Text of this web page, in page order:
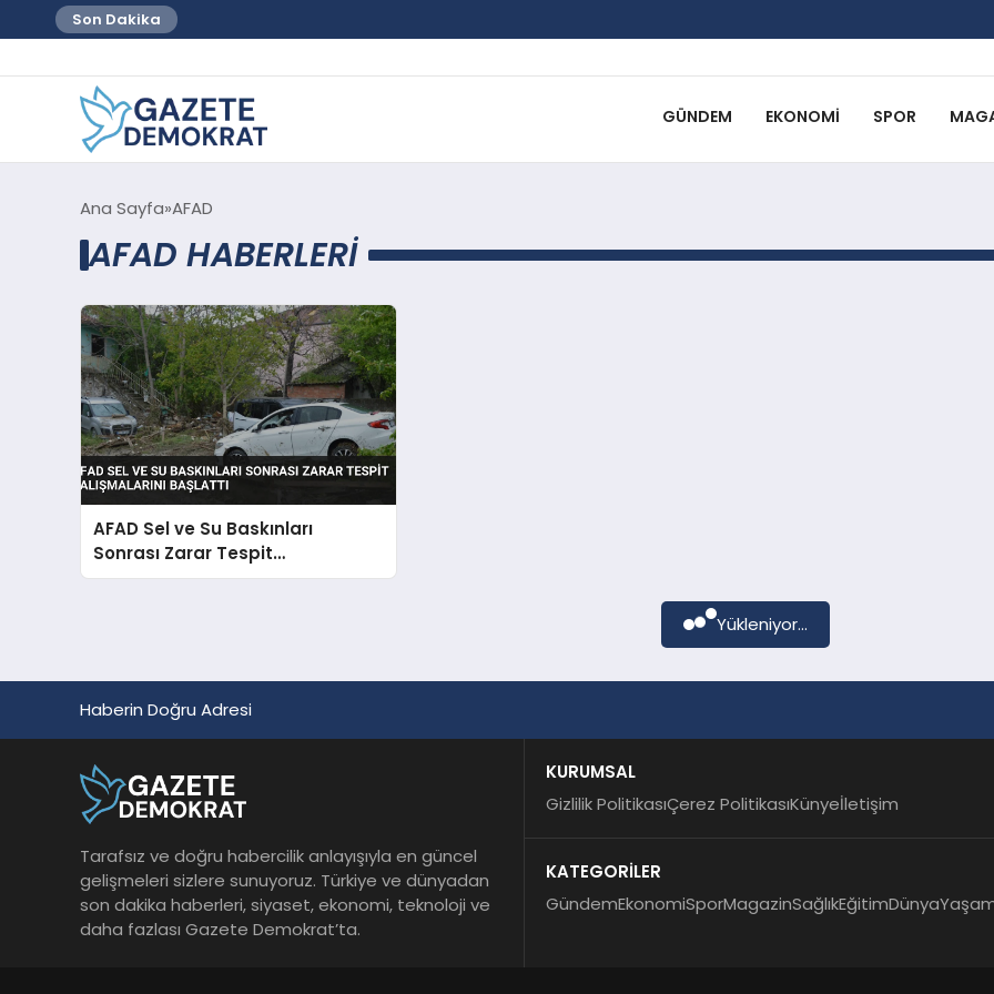
Son Dakika
GÜNDEM EKONOMI SPOR
Ana Sayfa AFAD
AFAD HABERLERI
AFAD Sel ve Su Baskınları
Sonrası Zarar Tespit
Çalışmalarını Başlattı
Yükleniyor...
Haberin Doğru Adresi
Tarafsız ve doğru habercilik anlayışıyla en güncel
gelişmeleri sizlere sunuyoruz. Türkiye ve dünyadan
son dakika haberleri, siyaset, ekonomi, teknoloji ve
daha fazlası Gazete Demokrat’ta.
KURUMSAL
Gizlilik PolitikasıÇerez PolitikasıKünyeİletişim
KATEGORİLER
GündemEkonomiSporMagazinSağlıkEğitimDünya